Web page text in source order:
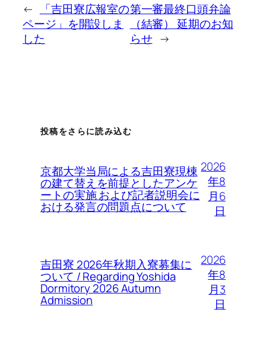
←
「吉田寮広報室の
ページ」を開設しま
した
第一審最終口頭弁論
（結審） 延期のお知
らせ →
投稿をさらに読み込む
京都大学当局による吉田寮現棟
の建て替えを前提としたアンケ
ートの実施 および記者説明会に
おける発言の問題点について
2026
年8
月6
日
吉田寮 2026年秋期入寮募集に
ついて / Regarding Yoshida
Dormitory 2026 Autumn
Admission
2026
年8
月3
日